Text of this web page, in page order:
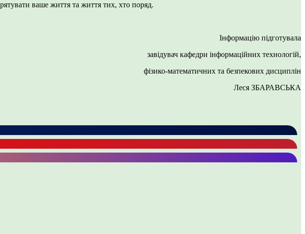
ваше життя та життя тих, хто поряд.
Інформацію підготувала
завідувач кафедри інформаційних технологій,
фізико-математичних та безпекових дисциплін
Леся ЗБАРАВСЬКА